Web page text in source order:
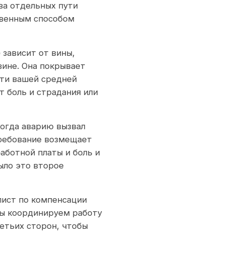
отдельных пути
способом
от вины,
Она покрывает
вашей средней
боль и страдания или
аварию вызвал
возмещает
платы и боль и
это второе
по компенсации
координируем работу
сторон, чтобы